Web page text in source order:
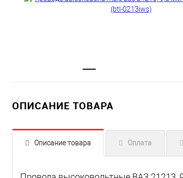
ОПИСАНИЕ ТОВАРА
Описание товара Оплата